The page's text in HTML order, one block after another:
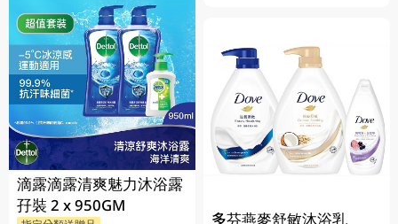
滴露滴露清爽魅力沐浴露
孖裝 2 x 950GM
多芬燕麥舒敏沐浴乳